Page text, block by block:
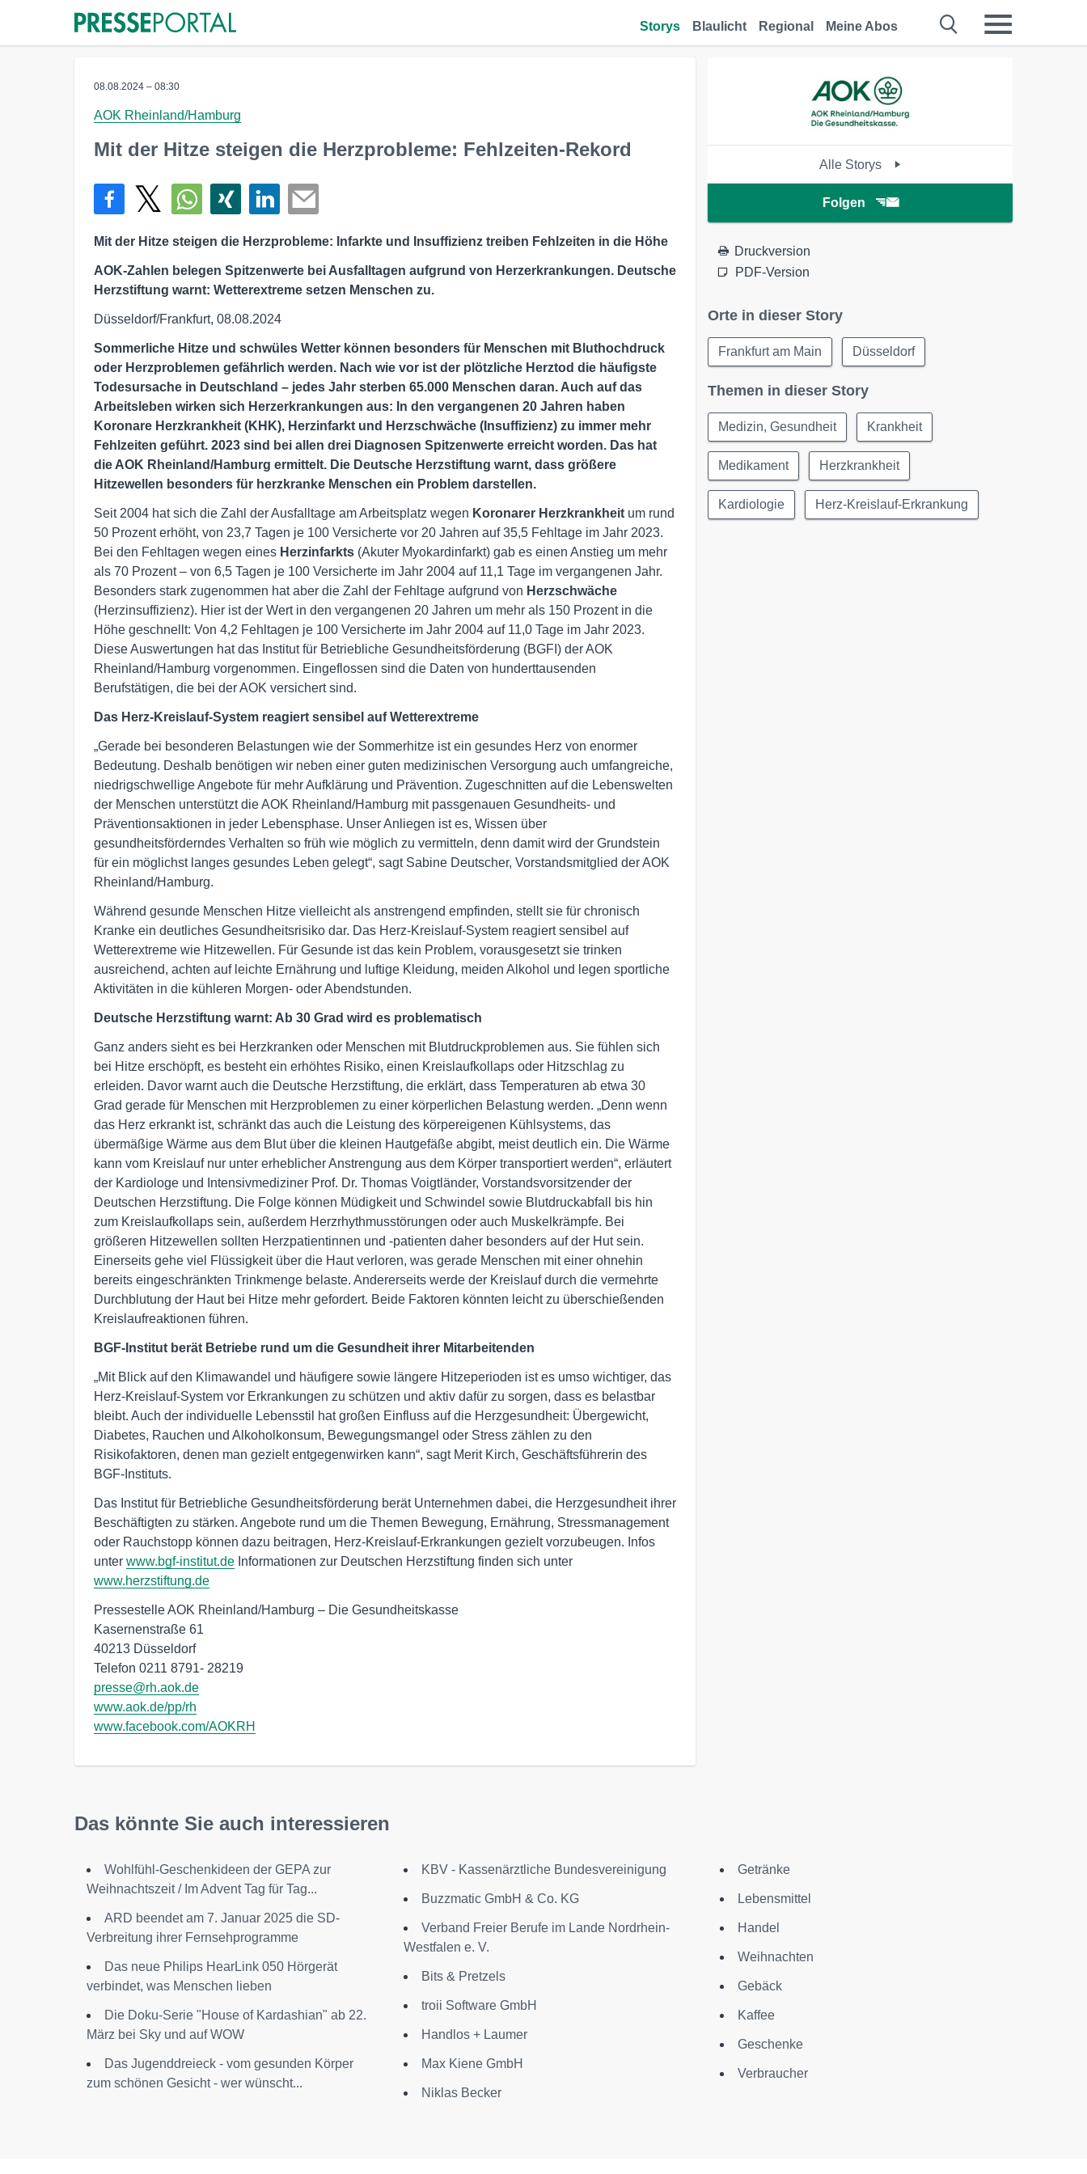
Storys Blaulicht Regional Meine Abos
08.08.2024 – 08:30
AOK Rheinland/Hamburg
Mit der Hitze steigen die Herzprobleme: Fehlzeiten-Rekord
Mit der Hitze steigen die Herzprobleme: Infarkte und Insuffizienz treiben Fehlzeiten in die Höhe
AOK-Zahlen belegen Spitzenwerte bei Ausfalltagen aufgrund von Herzerkrankungen. Deutsche
Herzstiftung warnt: Wetterextreme setzen Menschen zu.
Düsseldorf/Frankfurt, 08.08.2024
Sommerliche Hitze und schwüles Wetter können besonders für Menschen mit Bluthochdruck
oder Herzproblemen gefährlich werden. Nach wie vor ist der plötzliche Herztod die häufigste
Todesursache in Deutschland – jedes Jahr sterben 65.000 Menschen daran. Auch auf das
Arbeitsleben wirken sich Herzerkrankungen aus: In den vergangenen 20 Jahren haben
Koronare Herzkrankheit (KHK), Herzinfarkt und Herzschwäche (Insuffizienz) zu immer mehr
Fehlzeiten geführt. 2023 sind bei allen drei Diagnosen Spitzenwerte erreicht worden. Das hat
die AOK Rheinland/Hamburg ermittelt. Die Deutsche Herzstiftung warnt, dass größere
Hitzewellen besonders für herzkranke Menschen ein Problem darstellen.
Seit 2004 hat sich die Zahl der Ausfalltage am Arbeitsplatz wegen Koronarer Herzkrankheit um rund
50 Prozent erhöht, von 23,7 Tagen je 100 Versicherte vor 20 Jahren auf 35,5 Fehltage im Jahr 2023.
Bei den Fehltagen wegen eines Herzinfarkts (Akuter Myokardinfarkt) gab es einen Anstieg um mehr
als 70 Prozent – von 6,5 Tagen je 100 Versicherte im Jahr 2004 auf 11,1 Tage im vergangenen Jahr.
Besonders stark zugenommen hat aber die Zahl der Fehltage aufgrund von Herzschwäche
(Herzinsuffizienz). Hier ist der Wert in den vergangenen 20 Jahren um mehr als 150 Prozent in die
Höhe geschnellt: Von 4,2 Fehltagen je 100 Versicherte im Jahr 2004 auf 11,0 Tage im Jahr 2023.
Diese Auswertungen hat das Institut für Betriebliche Gesundheitsförderung (BGFI) der AOK
Rheinland/Hamburg vorgenommen. Eingeflossen sind die Daten von hunderttausenden
Berufstätigen, die bei der AOK versichert sind.
Das Herz-Kreislauf-System reagiert sensibel auf Wetterextreme
„Gerade bei besonderen Belastungen wie der Sommerhitze ist ein gesundes Herz von enormer
Bedeutung. Deshalb benötigen wir neben einer guten medizinischen Versorgung auch umfangreiche,
niedrigschwellige Angebote für mehr Aufklärung und Prävention. Zugeschnitten auf die Lebenswelten
der Menschen unterstützt die AOK Rheinland/Hamburg mit passgenauen Gesundheits- und
Präventionsaktionen in jeder Lebensphase. Unser Anliegen ist es, Wissen über
gesundheitsförderndes Verhalten so früh wie möglich zu vermitteln, denn damit wird der Grundstein
für ein möglichst langes gesundes Leben gelegt“, sagt Sabine Deutscher, Vorstandsmitglied der AOK
Rheinland/Hamburg.
Während gesunde Menschen Hitze vielleicht als anstrengend empfinden, stellt sie für chronisch
Kranke ein deutliches Gesundheitsrisiko dar. Das Herz-Kreislauf-System reagiert sensibel auf
Wetterextreme wie Hitzewellen. Für Gesunde ist das kein Problem, vorausgesetzt sie trinken
ausreichend, achten auf leichte Ernährung und luftige Kleidung, meiden Alkohol und legen sportliche
Aktivitäten in die kühleren Morgen- oder Abendstunden.
Deutsche Herzstiftung warnt: Ab 30 Grad wird es problematisch
Ganz anders sieht es bei Herzkranken oder Menschen mit Blutdruckproblemen aus. Sie fühlen sich
bei Hitze erschöpft, es besteht ein erhöhtes Risiko, einen Kreislaufkollaps oder Hitzschlag zu
erleiden. Davor warnt auch die Deutsche Herzstiftung, die erklärt, dass Temperaturen ab etwa 30
Grad gerade für Menschen mit Herzproblemen zu einer körperlichen Belastung werden. „Denn wenn
das Herz erkrankt ist, schränkt das auch die Leistung des körpereigenen Kühlsystems, das
übermäßige Wärme aus dem Blut über die kleinen Hautgefäße abgibt, meist deutlich ein. Die Wärme
kann vom Kreislauf nur unter erheblicher Anstrengung aus dem Körper transportiert werden“, erläutert
der Kardiologe und Intensivmediziner Prof. Dr. Thomas Voigtländer, Vorstandsvorsitzender der
Deutschen Herzstiftung. Die Folge können Müdigkeit und Schwindel sowie Blutdruckabfall bis hin
zum Kreislaufkollaps sein, außerdem Herzrhythmusstörungen oder auch Muskelkrämpfe. Bei
größeren Hitzewellen sollten Herzpatientinnen und -patienten daher besonders auf der Hut sein.
Einerseits gehe viel Flüssigkeit über die Haut verloren, was gerade Menschen mit einer ohnehin
bereits eingeschränkten Trinkmenge belaste. Andererseits werde der Kreislauf durch die vermehrte
Durchblutung der Haut bei Hitze mehr gefordert. Beide Faktoren könnten leicht zu überschießenden
Kreislaufreaktionen führen.
BGF-Institut berät Betriebe rund um die Gesundheit ihrer Mitarbeitenden
„Mit Blick auf den Klimawandel und häufigere sowie längere Hitzeperioden ist es umso wichtiger, das
Herz-Kreislauf-System vor Erkrankungen zu schützen und aktiv dafür zu sorgen, dass es belastbar
bleibt. Auch der individuelle Lebensstil hat großen Einfluss auf die Herzgesundheit: Übergewicht,
Diabetes, Rauchen und Alkoholkonsum, Bewegungsmangel oder Stress zählen zu den
Risikofaktoren, denen man gezielt entgegenwirken kann“, sagt Merit Kirch, Geschäftsführerin des
BGF-Instituts.
Das Institut für Betriebliche Gesundheitsförderung berät Unternehmen dabei, die Herzgesundheit ihrer
Beschäftigten zu stärken. Angebote rund um die Themen Bewegung, Ernährung, Stressmanagement
oder Rauchstopp können dazu beitragen, Herz-Kreislauf-Erkrankungen gezielt vorzubeugen. Infos
unter www.bgf-institut.de Informationen zur Deutschen Herzstiftung finden sich unter
www.herzstiftung.de
Pressestelle AOK Rheinland/Hamburg – Die Gesundheitskasse
Kasernenstraße 61
40213 Düsseldorf
presse@rh.aok.de
www.aok.de/pp/rh
www.facebook.com/AOKRH
Alle Storys
Folgen
Druckversion
PDF-Version
Orte in dieser Story
Frankfurt am Main Düsseldorf
Themen in dieser Story
Medizin, Gesundheit Krankheit
Medikament Herzkrankheit
Kardiologie Herz-Kreislauf-Erkrankung
Das könnte Sie auch interessieren
Wohlfühl-Geschenkideen der GEPA zur
Weihnachtszeit / Im Advent Tag für Tag...
ARD beendet am 7. Januar 2025 die SD-
Verbreitung ihrer Fernsehprogramme
Das neue Philips HearLink 050 Hörgerät
verbindet, was Menschen lieben
Die Doku-Serie "House of Kardashian" ab 22.
März bei Sky und auf WOW
Das Jugenddreieck - vom gesunden Körper
zum schönen Gesicht - wer wünscht...
KBV - Kassenärztliche Bundesvereinigung
Buzzmatic GmbH & Co. KG
Verband Freier Berufe im Lande Nordrhein-
Westfalen e. V.
Bits & Pretzels
troii Software GmbH
Handlos + Laumer
Max Kiene GmbH
Niklas Becker
Getränke
Lebensmittel
Handel
Weihnachten
Gebäck
Kaffee
Geschenke
Verbraucher